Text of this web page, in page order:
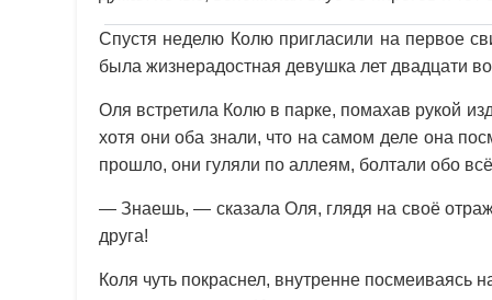
Спустя неделю Колю пригласили на первое
была жизнерадостная девушка лет двадцати
Оля встретила Колю в парке, помахав рукой
хотя они оба знали, что на самом деле она
прошло, они гуляли по аллеям, болтали обо
— Знаешь, — сказала Оля, глядя на своё
друга!
Коля чуть покраснел, внутренне посмеиваясь